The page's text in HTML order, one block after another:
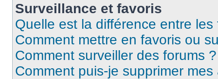
Surveillance et favoris
Quelle est la différence entre
Comment mettre en favoris ou
Comment surveiller des forums ?
Comment puis-je supprimer